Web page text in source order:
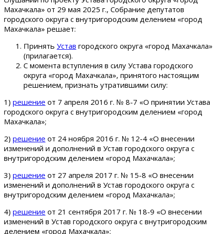
Махачкала» от 29 мая 2025 г., Собрание депутатов
городского округа с внутригородским делением «город
Махачкала» решает:
Принять Устав городского округа «город Махачкала»
(прилагается).
С момента вступления в силу Устава городского
округа «город Махачкала», принятого настоящим
решением, признать утратившими силу:
1) решение от 7 апреля 2016 г. № 8-7 «О принятии Устава
городского округа с внутригородским делением «город
Махачкала»;
2) решение от 24 ноября 2016 г. № 12-4 «О внесении
изменений и дополнений в Устав городского округа с
внутригородским делением «город Махачкала»;
3) решение от 27 апреля 2017 г. № 15-8 «О внесении
изменений и дополнений в Устав городского округа с
внутригородским делением «город Махачкала»;
4) решение от 21 сентября 2017 г. № 18-9 «О внесении
изменений в Устав городского округа с внутригородским
делением «город Махачкала»;